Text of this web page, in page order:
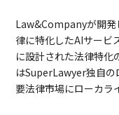
Law&Companyが開発
律に特化したAIサービ
に設計された法律特
はSuperLawyer独自の
要法律市場にローカラ